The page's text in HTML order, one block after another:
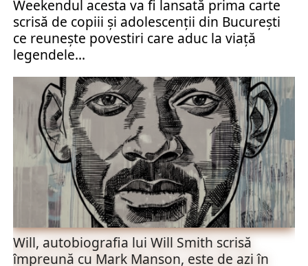
Weekendul acesta va fi lansată prima carte
scrisă de copiii și adolescenții din București
ce reunește povestiri care aduc la viață
legendele...
Will, autobiografia lui Will Smith scrisă
împreună cu Mark Manson, este de azi în